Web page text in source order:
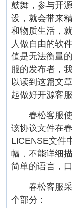
鼓舞，参与开
设，就会带来
和物质生活，
人做自由的软
值是无法衡量
服的发布者，
以读到这篇文
起做好开源客服
春松客服使
该协议文件在
LICENSE文件
幅，不能详细
简单的语言，
春松客服采
个部分：